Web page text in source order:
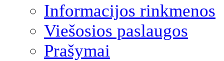
Informacijos rinkmenos
Viešosios paslaugos
Prašymai